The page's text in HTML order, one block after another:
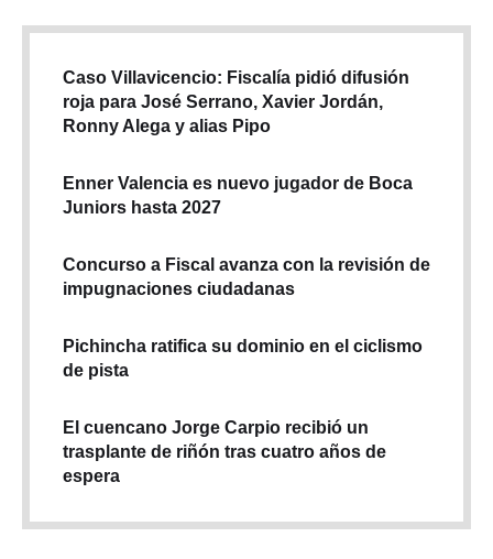
Caso Villavicencio: Fiscalía pidió difusión
roja para José Serrano, Xavier Jordán,
Ronny Alega y alias Pipo
Enner Valencia es nuevo jugador de Boca
Juniors hasta 2027
Concurso a Fiscal avanza con la revisión de
impugnaciones ciudadanas
Pichincha ratifica su dominio en el ciclismo
de pista
El cuencano Jorge Carpio recibió un
trasplante de riñón tras cuatro años de
espera